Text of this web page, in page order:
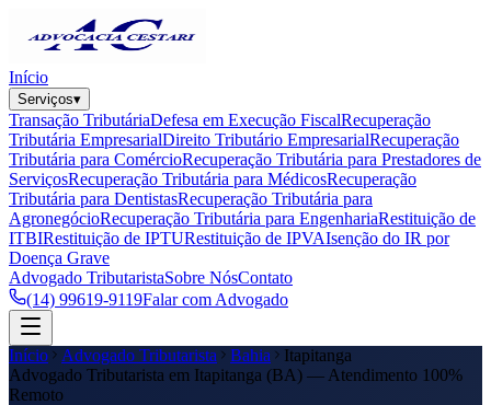
Início
Serviços▾
Transação TributáriaDefesa em Execução FiscalRecuperação
Tributária EmpresarialDireito Tributário EmpresarialRecuperação
Tributária para ComércioRecuperação Tributária para Prestadores de
ServiçosRecuperação Tributária para MédicosRecuperação
Tributária para DentistasRecuperação Tributária para
AgronegócioRecuperação Tributária para EngenhariaRestituição de
ITBIRestituição de IPTURestituição de IPVAIsenção do IR por
Doença Grave
Advogado TributaristaSobre NósContato
(14) 99619-9119Falar com Advogado
Início Advogado Tributarista Bahia
Itapitanga
Advogado Tributarista em Itapitanga (BA) — Atendimento 100%
Remoto